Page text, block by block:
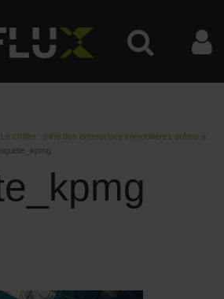
Le chiffre : 64% des entreprises immobilières prêtes à